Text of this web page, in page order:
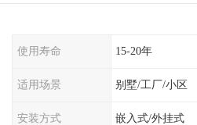
使用寿命 15-20年
适用场景 别墅/工厂/小区
安装方式 嵌入式/外挂式